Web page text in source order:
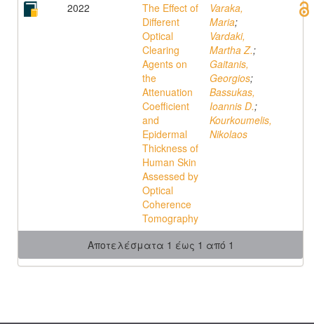
2022
The Effect of
Different
Optical
Clearing
Agents on
the
Attenuation
Coefficient
and
Epidermal
Thickness of
Human Skin
Assessed by
Optical
Coherence
Tomography
Varaka,
Maria;
Vardaki,
Martha Z.;
Gaitanis,
Georgios;
Bassukas,
Ioannis D.;
Kourkoumelis,
Nikolaos
Αποτελέσματα 1 έως 1 από 1